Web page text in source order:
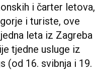
i čarter letova,
i turiste, ove
leta iz Zagreba
tjedne usluge iz
(od 16. svibnja i 19.